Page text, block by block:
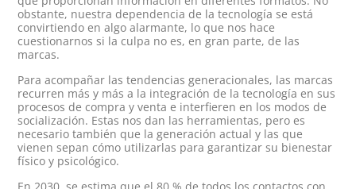
obstante, nuestra dependencia de la tecnología se está
convirtiendo en algo alarmante, lo que nos hace
cuestionarnos si la culpa no es, en gran parte, de las
marcas.
Para acompañar las tendencias generacionales, las marcas
recurren más y más a la integración de la tecnología en sus
procesos de compra y venta e interfieren en los modos de
socialización. Estas nos dan las herramientas, pero es
necesario también que la generación actual y las que
vienen sepan cómo utilizarlas para garantizar su bienestar
físico y psicológico.